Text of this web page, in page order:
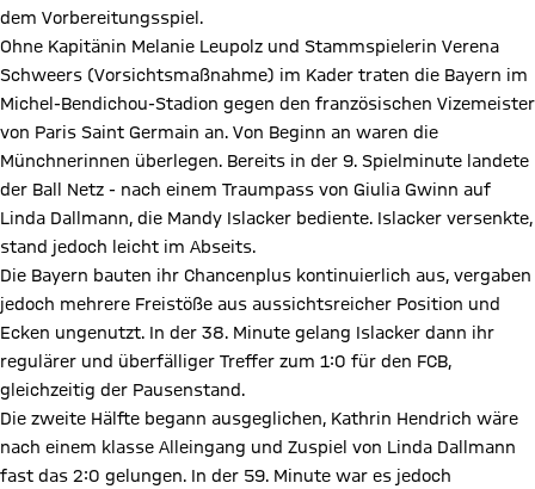
dem Vorbereitungsspiel.
Ohne Kapitänin Melanie Leupolz und Stammspielerin Verena
Schweers (Vorsichtsmaßnahme) im Kader traten die Bayern im
Michel-Bendichou-Stadion gegen den französischen Vizemeister
von Paris Saint Germain an. Von Beginn an waren die
Münchnerinnen überlegen. Bereits in der 9. Spielminute landete
der Ball Netz - nach einem Traumpass von Giulia Gwinn auf
Linda Dallmann, die Mandy Islacker bediente. Islacker versenkte,
stand jedoch leicht im Abseits.
Die Bayern bauten ihr Chancenplus kontinuierlich aus, vergaben
jedoch mehrere Freistöße aus aussichtsreicher Position und
Ecken ungenutzt. In der 38. Minute gelang Islacker dann ihr
regulärer und überfälliger Treffer zum 1:0 für den FCB,
gleichzeitig der Pausenstand.
Die zweite Hälfte begann ausgeglichen, Kathrin Hendrich wäre
nach einem klasse Alleingang und Zuspiel von Linda Dallmann
fast das 2:0 gelungen. In der 59. Minute war es jedoch